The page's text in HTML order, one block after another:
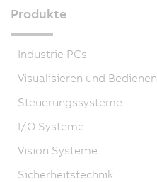
Produkte
Industrie PCs
Visualisieren und Bedienen
Steuerungssysteme
I/O Systeme
Vision Systeme
Sicherheitstechnik